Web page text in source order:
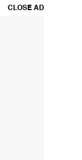
CLOSE AD